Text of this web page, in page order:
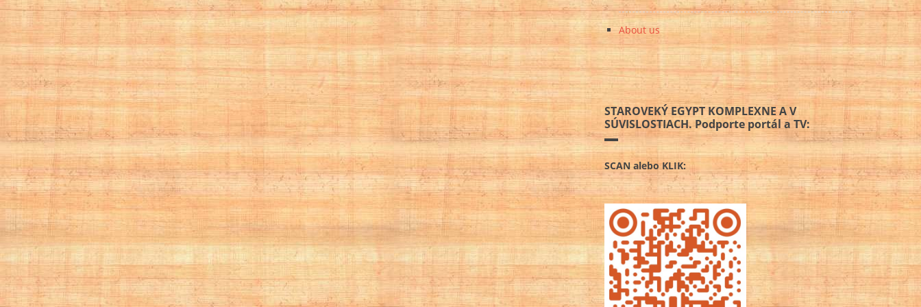
About us
STAROVEKÝ EGYPT KOMPLEXNE A V
SÚVISLOSTIACH. Podporte portál a TV:
SCAN alebo KLIK: